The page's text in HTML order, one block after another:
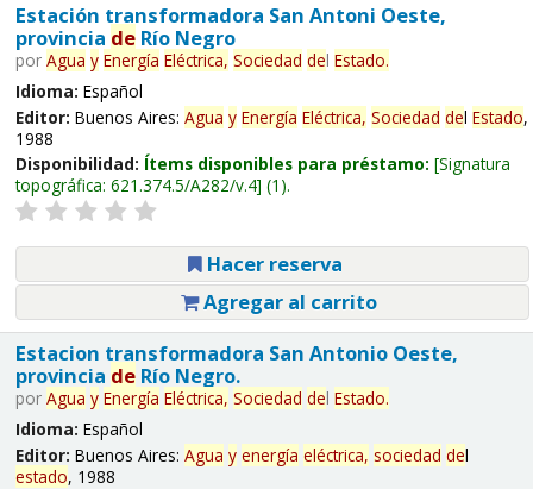
Estación transformadora San Antoni Oeste,
provincia deRío Negro
por Agua y Energía Eléctrica, Sociedad del Estado.
Idioma: Español
Editor: Buenos Aires: Agua y Energía Eléctrica, Sociedad del Estado,
1988
Disponibilidad: Ítems disponibles para préstamo: Signatura
topográfica: 621.374.5/A282/v.4 (1).
Hacer reserva
Agregar al carrito
Estacion transformadora San Antonio Oeste,
provincia deRío Negro.
por Agua y Energía Eléctrica, Sociedad del Estado.
Idioma: Español
Editor: Buenos Aires: Agua y energía eléctrica, sociedad del
estado, 1988